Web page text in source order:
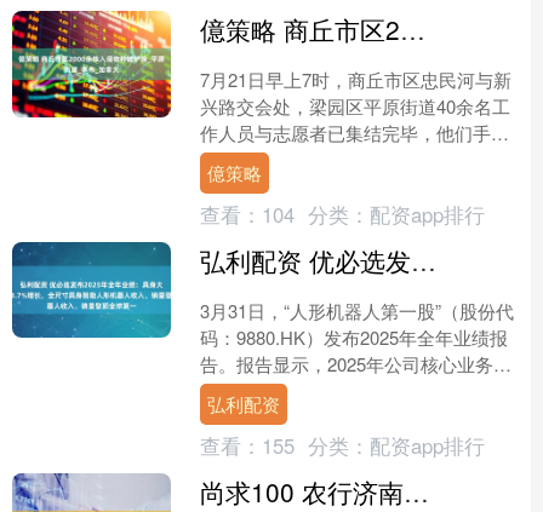
億策略 商丘市区2000余株入侵物种被铲除_平原街道_李伟_加拿大
7月21日早上7时，商丘市区忠民河与新
兴路交会处，梁园区平原街道40余名工
作人员与志愿者已集结完毕，他们手中
的铁锹、镰刀在晨光中闪着微光——一
场针对外来入侵物种....
億策略
查看： 104 分类： 配资app排行
弘利配资 优必选发布2025年全年业绩：具身大脑驱动2203.7%增长，全尺寸具身智能人形机器人收入、销量登顶全球第一
3月31日，“人形机器人第一股”（股份代
码：9880.HK）发布2025年全年业绩报
告。报告显示，2025年公司核心业务实
现重大突破，人形机器人业务收入增长
强劲....
弘利配资
查看： 155 分类： 配资app排行
尚求100 农行济南历下玉兰广场支行：高效服务外籍客户，贴心服务获赞誉